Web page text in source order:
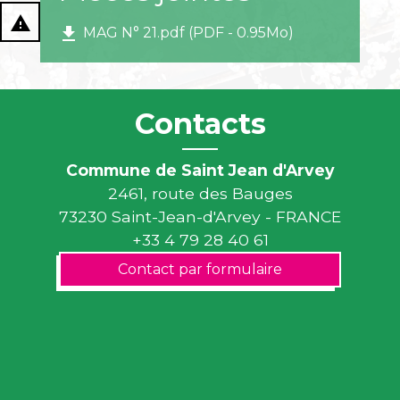
report_problem file_download MAG N° 21.pdf (PDF - 0.95Mo)
Contacts
Commune de Saint Jean d'Arvey
2461, route des Bauges
73230 Saint-Jean-d'Arvey - FRANCE
+33 4 79 28 40 61
Contact par formulaire